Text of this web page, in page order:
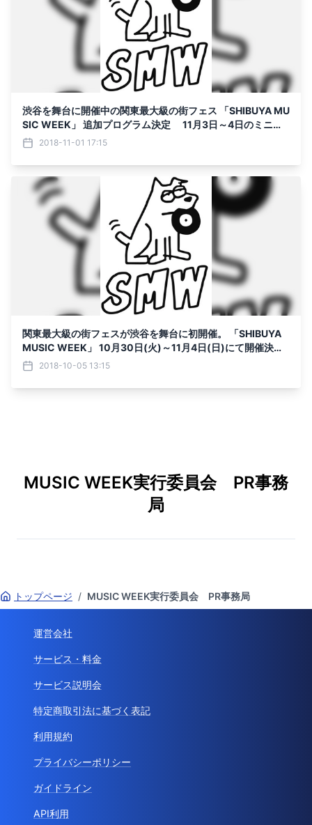
渋谷を舞台に開催中の関東最大級の街フェス 「SHIBUYA MU
SIC WEEK」 追加プログラム決定 11月3日～4日のミニス
テージやDJブースなどの プログラム詳細が決定！ タワーレ
コード渋谷店では 「おニャン子クラブ」108タイトルがMEG
-CDで先行復刻
2018-11-01 17:15
関東最大級の街フェスが渋谷を舞台に初開催。 「SHIBUYA
MUSIC WEEK」 10月30日(火)～11月4日(日)にて開催決
定！2018-10-05 13:15
MUSIC WEEK実行委員会 PR事務
局
トップページ / MUSIC WEEK実行委員会 PR事務局
運営会社
サービス・料金
サービス説明会
特定商取引法に基づく表記
利用規約
プライバシーポリシー
ガイドライン
API利用